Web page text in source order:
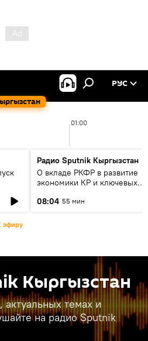
РУС
01:00
Радио Sputnik Кыргызстан
О вкладе РКФР в развитие
экономики КР и ключевых
08:04 55 мин
эфиру
Кыргызстан
актуальных темах и
на радио Sputnik